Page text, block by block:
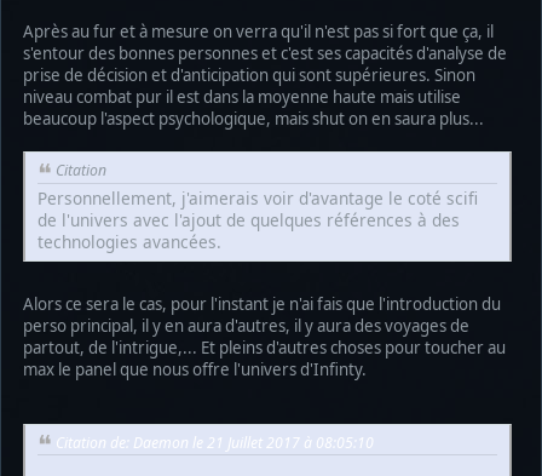
Après au fur et à mesure on verra qu'il n'est pas si fort que ça, il
s'entour des bonnes personnes et c'est ses capacités d'analyse de
prise de décision et d'anticipation qui sont supérieures. Sinon
niveau combat pur il est dans la moyenne haute mais utilise
beaucoup l'aspect psychologique, mais shut on en saura plus...
Citation
Personnellement, j'aimerais voir d'avantage le coté scifi
de l'univers avec l'ajout de quelques références à des
technologies avancées.
Alors ce sera le cas, pour l'instant je n'ai fais que l'introduction du
perso principal, il y en aura d'autres, il y aura des voyages de
partout, de l'intrigue,... Et pleins d'autres choses pour toucher au
max le panel que nous offre l'univers d'Infinty.
Citation de: Daemon le 21 Juillet 2017 à 08:05:10